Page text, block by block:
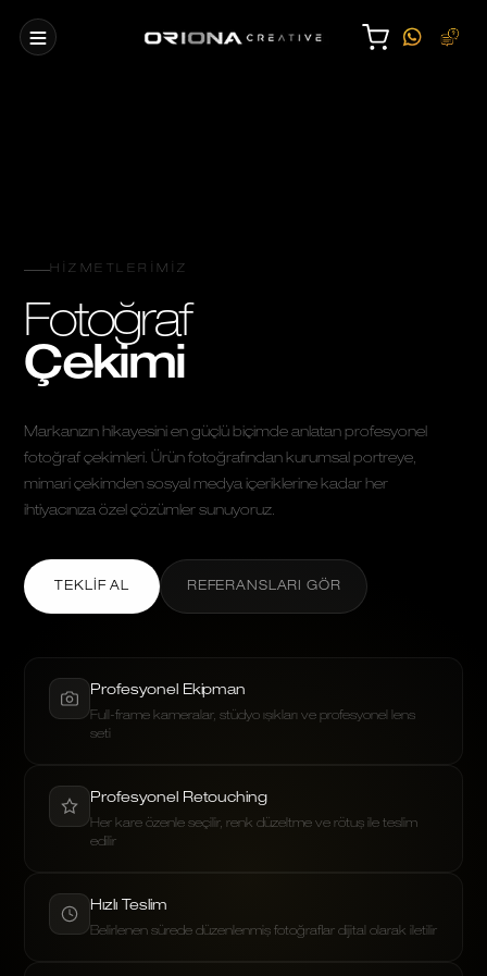
HIZMETLERIMIZ
Fotoğraf
Çekimi
Markanızın hikayesini en güçlü biçimde anlatan profesyonel
fotoğraf çekimleri. Ürün fotoğrafından kurumsal portreye,
mimari çekimden sosyal medya içeriklerine kadar her
ihtiyacınıza özel çözümler sunuyoruz.
TEKLIF AL REFERANSLARI GÖR
Profesyonel Ekipman
Full-frame kameralar, stüdyo ışıkları ve profesyonel lens
seti
Profesyonel Retouching
Her kare özenle seçilir, renk düzeltme ve rötuş ile teslim
edilir
Hızlı Teslim
Belirlenen sürede düzenlenmiş fotoğraflar dijital olarak iletilir